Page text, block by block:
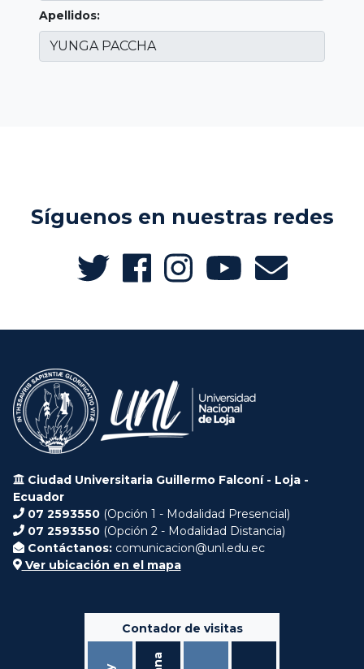
Apellidos:
Síguenos en nuestras redes
Ciudad Universitaria Guillermo Falconí - Loja -
Ecuador
07 2593550 (Opción 1 - Modalidad Presencial)
07 2593550 (Opción 2 - Modalidad Distancia)
Contáctanos: comunicacion@unl.edu.ec
Ver ubicación en el mapa
Contador de visitas